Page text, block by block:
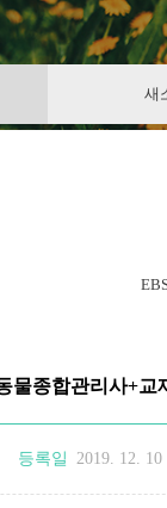
물종합관리사+교
등록일 2019. 12. 10